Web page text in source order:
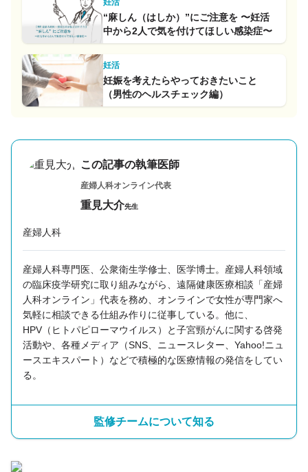
妊活
“麻しん（はしか）”にご注意を 〜妊活
中から2人で気を付けてほしい感染症〜
妊活
妊娠を考えたらやっておきたいこと
（男性のヘルスチェック編）
この記事の執筆医師
産婦人科オンライン代表
重見大介先生
産婦人科
産婦人科専門医、公衆衛生学修士、医学博士。産婦人科領域
の臨床疫学研究に取り組みながら、遠隔健康医療相談「産婦
人科オンライン」代表を務め、オンラインで女性が専門家へ
気軽に相談できる仕組み作りに従事している。他に、
HPV（ヒトパピローマウイルス）と子宮頸がんに関する啓発
活動や、各種メディア（SNS、ニュースレター、Yahoo!ニュ
ースエキスパート）などで積極的な医療情報の発信をしてい
る。
監修チームについて知る